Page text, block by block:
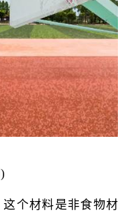
个材料是非食物材